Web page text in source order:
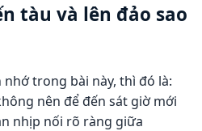
tàu và lên đảo sao
trong bài này, thì đó là:
nên để đến sát giờ mới
nhịp nối rõ ràng giữa